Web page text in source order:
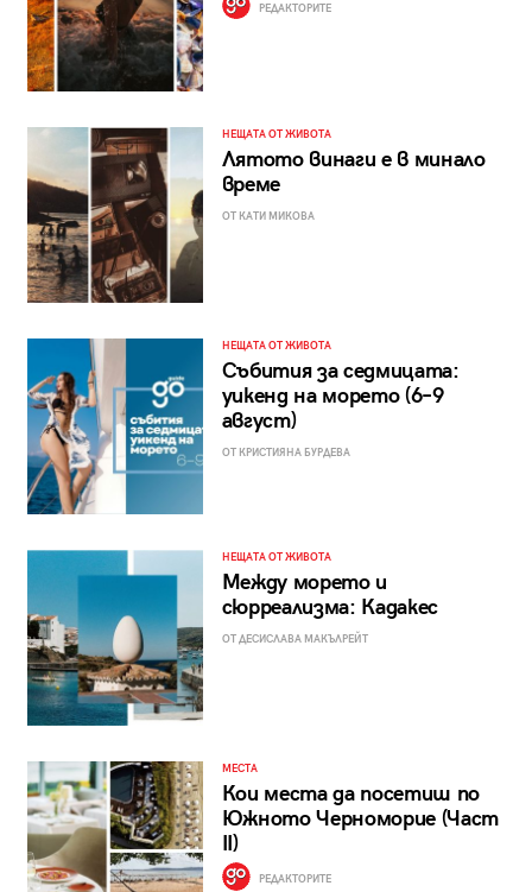
РЕДАКТОРИТЕ
НЕЩАТА ОТ ЖИВОТА
Лятото винаги е в минало
време
ОТ КАТИ МИКОВА
НЕЩАТА ОТ ЖИВОТА
Събития за седмицата:
уикенд на морето (6–9
август)
ОТ КРИСТИЯНА БУРДЕВА
НЕЩАТА ОТ ЖИВОТА
Между морето и
сюрреализма: Кадакес
ОТ ДЕСИСЛАВА МАКЪЛРЕЙТ
МЕСТА
Кои места да посетиш по
Южното Черноморие (Част
II)
РЕДАКТОРИТЕ